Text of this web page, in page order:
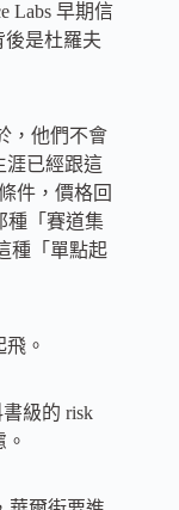
Labs 早期信
後是杜羅夫
，他們不會
涯已經跟這
件，價格回
種「賽道集
種「單點起
。
級的 risk